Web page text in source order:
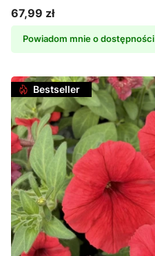
Cena
67,99 zł
Powiadom mnie o dostępności
Bestseller